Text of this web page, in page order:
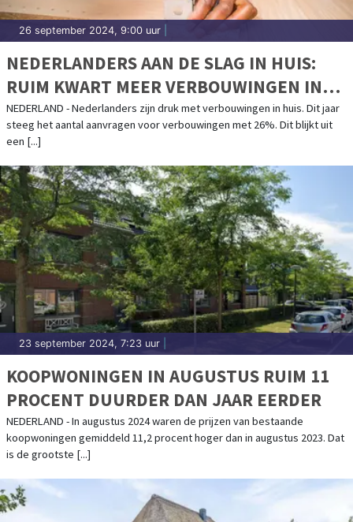
26 september 2024, 9:00 uur
NEDERLANDERS AAN DE SLAG IN HUIS:
RUIM KWART MEER VERBOUWINGEN IN
2024
NEDERLAND - Nederlanders zijn druk met verbouwingen in huis. Dit jaar
steeg het aantal aanvragen voor verbouwingen met 26%. Dit blijkt uit
een [...]
23 september 2024, 7:23 uur
KOOPWONINGEN IN AUGUSTUS RUIM 11
PROCENT DUURDER DAN JAAR EERDER
NEDERLAND - In augustus 2024 waren de prijzen van bestaande
koopwoningen gemiddeld 11,2 procent hoger dan in augustus 2023. Dat
is de grootste [...]